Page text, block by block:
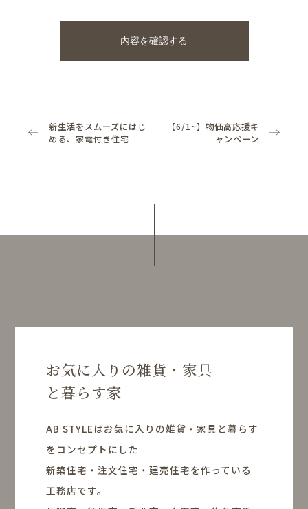
新生活をスムーズにはじ
める、家電付き住宅
【6/1~】物価高応援キ
ャンペーン
お気に入りの雑貨・家具
と暮らす家
AB STYLEはお気に入りの雑貨・家具と暮らす
をコンセプトにした
新築住宅・注文住宅・建売住宅を作っている
工務店です。